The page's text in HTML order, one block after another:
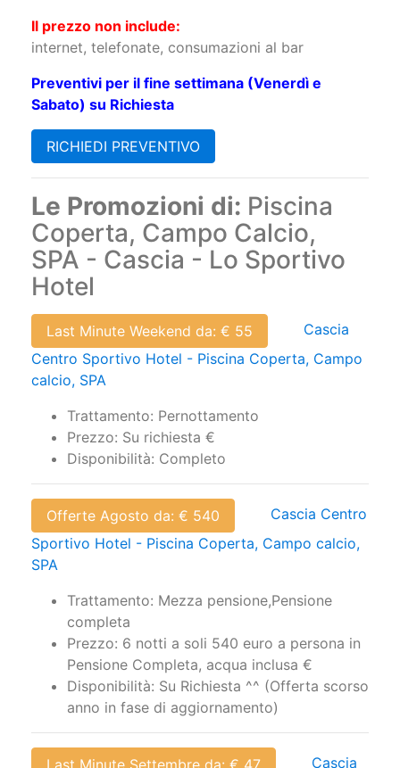
Il prezzo non include:
internet, telefonate, consumazioni al bar
Preventivi per il fine settimana (Venerdì e
Sabato) su Richiesta
RICHIEDI PREVENTIVO
Le Promozioni di: Piscina
Coperta, Campo Calcio,
SPA - Cascia - Lo Sportivo
Hotel
Last Minute Weekend da: € 55
Cascia
Centro Sportivo Hotel - Piscina Coperta, Campo
calcio, SPA
Trattamento: Pernottamento
Prezzo: Su richiesta €
Disponibilità: Completo
Offerte Agosto da: € 540
Cascia Centro
Sportivo Hotel - Piscina Coperta, Campo calcio,
SPA
Trattamento: Mezza pensione,Pensione
completa
Prezzo: 6 notti a soli 540 euro a persona in
Pensione Completa, acqua inclusa €
Disponibilità: Su Richiesta ^^ (Offerta scorso
anno in fase di aggiornamento)
Last Minute Settembre da: € 47 Cascia